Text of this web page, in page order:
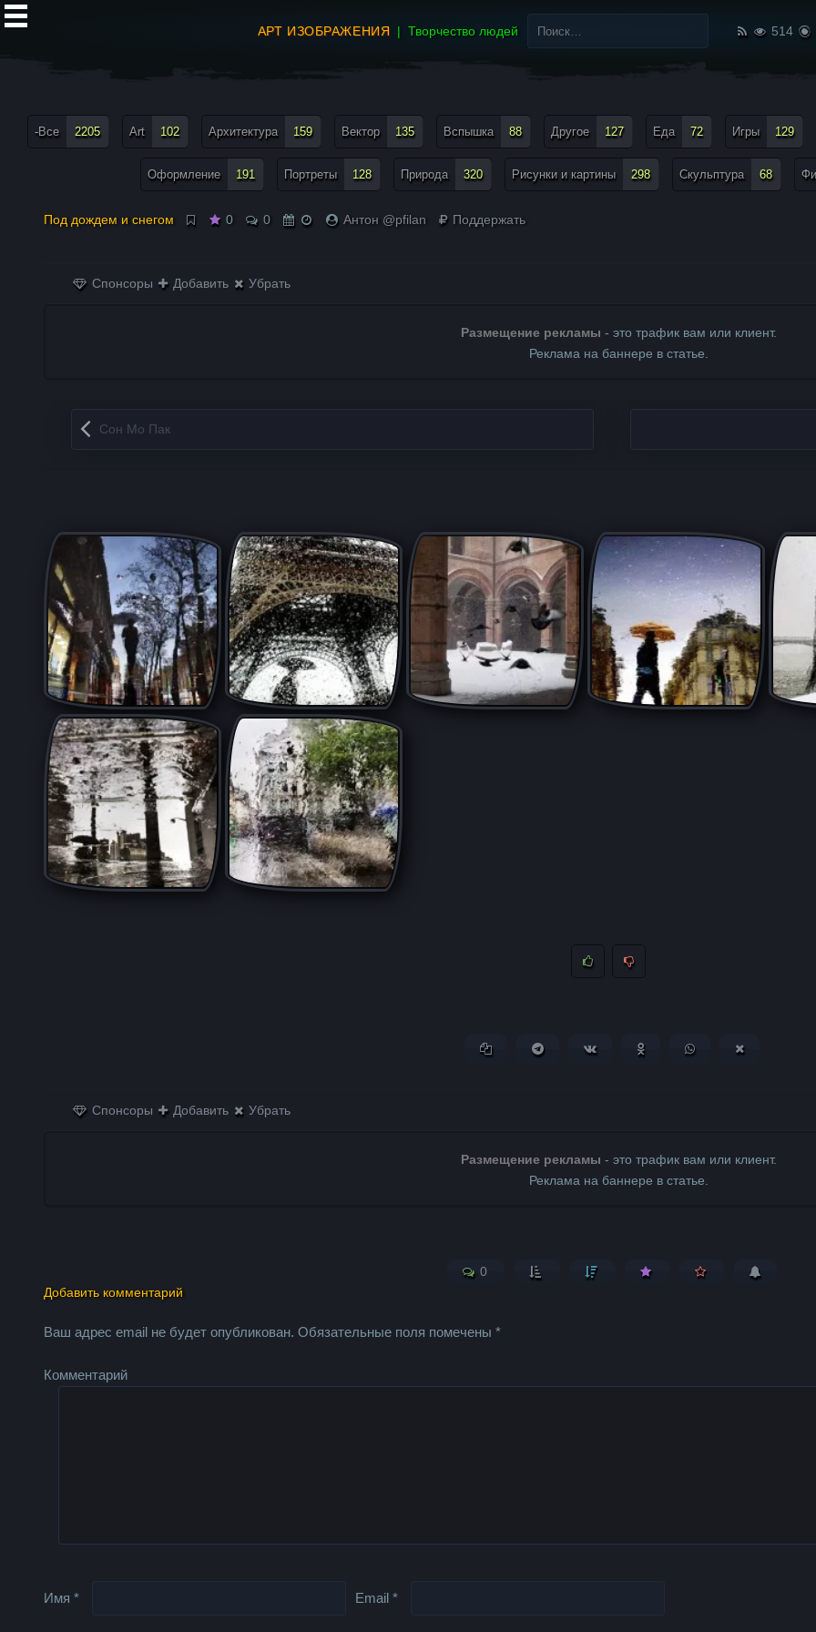
АРТ ИЗОБРАЖЕНИЯ Творчество людей
Найти:
514
-Все 2205 Art 102 Архитектура 159 Вектор 135 Вспышка 88 Другое 127 Еда 72 Игры 129
Оформление 191 Портреты 128 Природа 320 Рисунки и картины 298 Скульптура 68
Под дождем и снегом 0 0 Антон @pfilan Поддержать
Спонсоры Добавить Убрать
Размещение рекламы - это трафик вам или клиент.
Реклама на баннере в статье.
Запись навигация
Сон Мо Пак
Копировать ссылкуПоделиться в Telegram
Поделиться ВКонтакте
Поделиться вПоделиться в
Спонсоры Добавить Убрать
Размещение рекламы - это трафик вам или клиент.
Реклама на баннере в статье.
0
Добавить комментарий
Ваш адрес email не будет опубликован. Обязательные поля помечены*
Комментарий
Имя* Email*